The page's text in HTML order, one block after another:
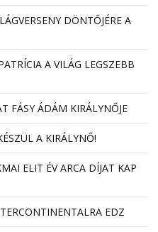
DÖNTŐJÉRE A
A VILÁG LEGSZEBB
FÁSY ÁDÁM KIRÁLYNŐJE
A KIRÁLYNŐ!
ELIT ÉV ARCA DÍJAT KAP
EDZ